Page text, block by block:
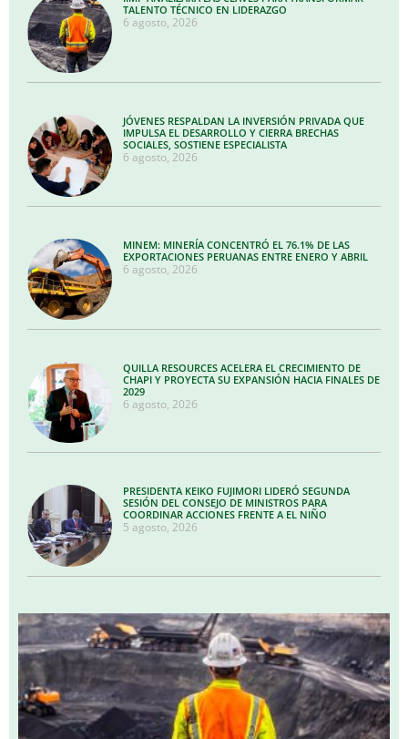
TALENTO TÉCNICO EN LIDERAZGO
6 agosto, 2026
JÓVENES RESPALDAN LA INVERSIÓN PRIVADA QUE
IMPULSA EL DESARROLLO Y CIERRA BRECHAS
SOCIALES, SOSTIENE ESPECIALISTA
6 agosto, 2026
MINEM: MINERÍA CONCENTRÓ EL 76.1% DE LAS
EXPORTACIONES PERUANAS ENTRE ENERO Y ABRIL
6 agosto, 2026
QUILLA RESOURCES ACELERA EL CRECIMIENTO DE
CHAPI Y PROYECTA SU EXPANSIÓN HACIA FINALES DE
2029
6 agosto, 2026
PRESIDENTA KEIKO FUJIMORI LIDERÓ SEGUNDA
SESIÓN DEL CONSEJO DE MINISTROS PARA
COORDINAR ACCIONES FRENTE A EL NIÑO
5 agosto, 2026